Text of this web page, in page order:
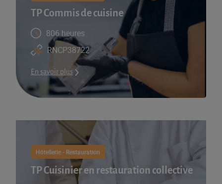
TP Commis de cuisine
806 heures
RNCP38722
En savoir plus
Hôtellerie - Restauration
TP Cuisinier en restauration collective